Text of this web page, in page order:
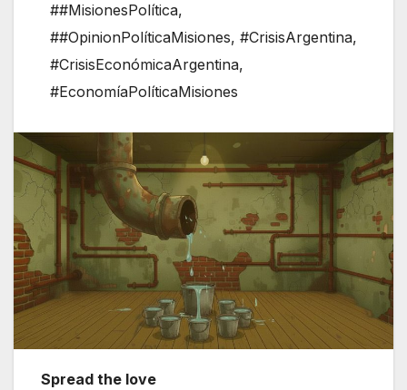
##MisionesPolítica,
##OpinionPolíticaMisiones, #CrisisArgentina,
#CrisisEconómicaArgentina,
#EconomíaPolíticaMisiones
Spread the love